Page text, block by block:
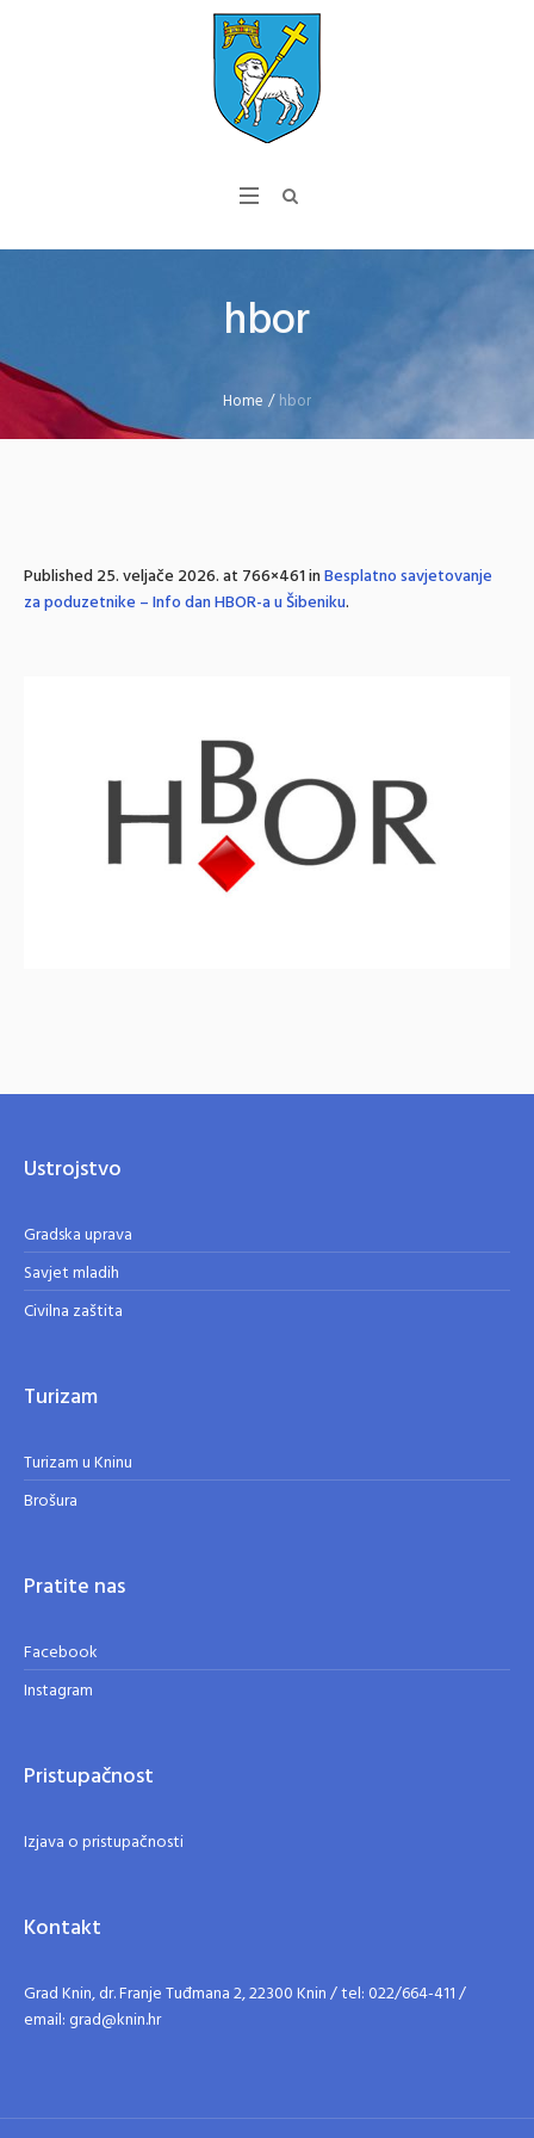
hbor
Home /hbor
Published25. veljače 2026.at 766×461 inBesplatno savjetovanje
za poduzetnike – Info dan HBOR-a u Šibeniku.
Ustrojstvo
Gradska uprava
Savjet mladih
Civilna zaštita
Turizam
Turizam u Kninu
Brošura
Pratite nas
Facebook
Instagram
Pristupačnost
Izjava o pristupačnosti
Kontakt
Grad Knin, dr. Franje Tuđmana 2, 22300 Knin / tel: 022/664-411 /
email: grad@knin.hr